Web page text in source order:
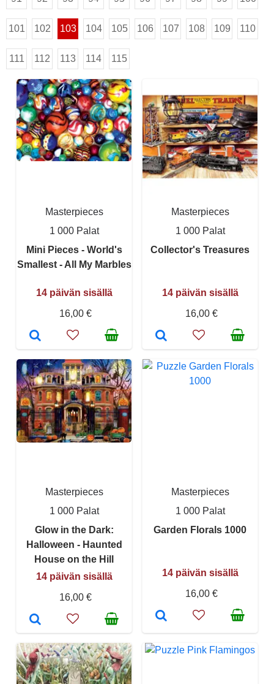
101 102 103 104 105 106 107 108 109 110
111 112 113 114 115
Masterpieces
1 000 Palat
Mini Pieces - World's
Smallest - All My Marbles
14 päivän sisällä
16,00 €
Masterpieces
1 000 Palat
Collector's Treasures
14 päivän sisällä
16,00 €
Masterpieces
1 000 Palat
Glow in the Dark:
Halloween - Haunted
House on the Hill
14 päivän sisällä
16,00 €
Masterpieces
1 000 Palat
Garden Florals 1000
14 päivän sisällä
16,00 €